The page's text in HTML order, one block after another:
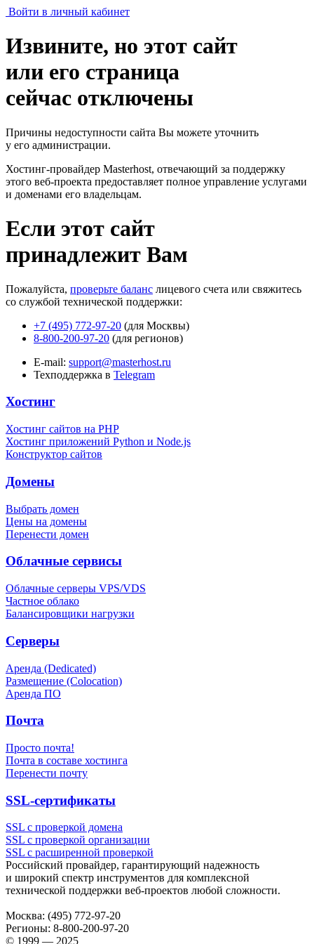
Войти в личный кабинет
Извините, но этот сайт
или его страница
сейчас отключены
Причины недоступности сайта Вы можете уточнить
у его администрации.
Хостинг-провайдер Masterhost, отвечающий за поддержку
этого веб-проекта предоставляет полное управление услугами
и доменами его владельцам.
Если этот сайт
принадлежит Вам
Пожалуйста, проверьте баланс лицевого счета или свяжитесь
со службой технической поддержки:
+7 (495) 772-97-20 (для Москвы)
8-800-200-97-20 (для регионов)
E-mail: support@masterhost.ru
Техподдержка в Telegram
Хостинг
Хостинг сайтов на PHP
Хостинг приложений Python и Node.js
Конструктор сайтов
Домены
Выбрать домен
Цены на домены
Перенести домен
Облачные сервисы
Облачные серверы VPS/VDS
Частное облако
Балансировщики нагрузки
Серверы
Аренда (Dedicated)
Размещение (Colocation)
Аренда ПО
Почта
Просто почта!
Почта в составе хостинга
Перенести почту
SSL-сертификаты
SSL с проверкой домена
SSL с проверкой организации
SSL с расширенной проверкой
Российский провайдер, гарантирующий надежность
и широкий спектр инструментов для комплексной
технической поддержки веб-проектов любой сложности.
Москва: (495) 772-97-20
Регионы: 8-800-200-97-20
© 1999 — 2025